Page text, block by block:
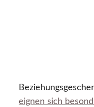
eignen sich